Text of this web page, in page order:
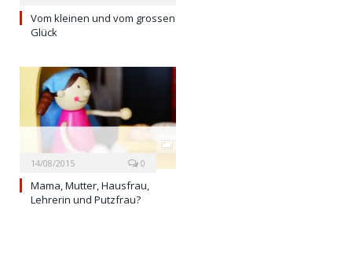
Vom kleinen und vom grossen
Glück
14/08/2015 0
Mama, Mutter, Hausfrau,
Lehrerin und Putzfrau?